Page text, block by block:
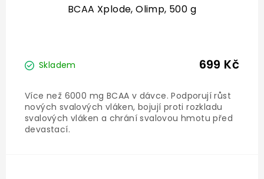
produktu
je
BCAA Xplode, Olimp, 500 g
Skladem 699 Kč
Více než 6000 mg BCAA v dávce. Podporují růst
nových svalových vláken, bojují proti rozkladu
svalových vláken a chrání svalovou hmotu před
devastací.